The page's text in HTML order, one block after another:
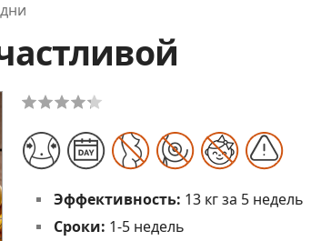
Эффективность: 13 кг за 5 недель
Сроки: 1-5 недель